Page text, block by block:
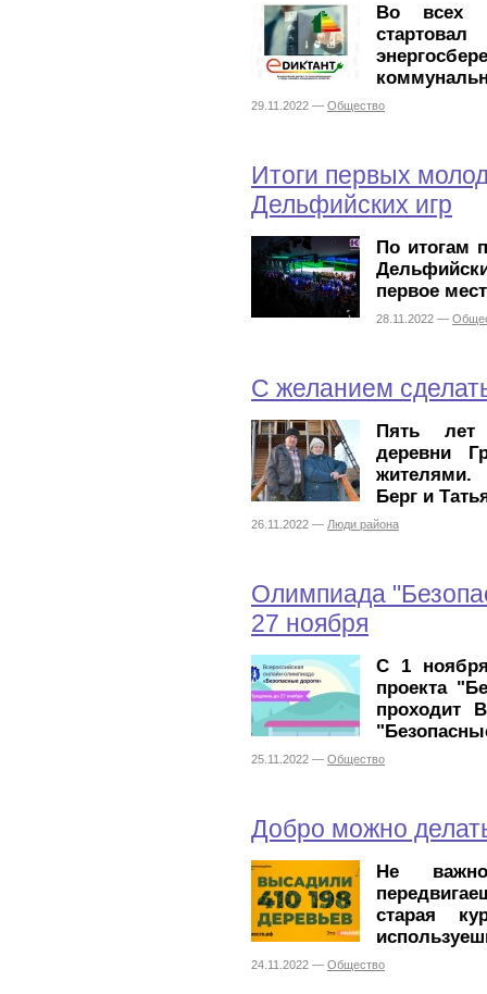
Во всех
29.11.2022 — Общество
Итоги первых
Дельфийских игр
По итогам
первое
28.11.2022 —
С желанием
Пять лет
деревни
жителями.
Берг и
26.11.2022 — Люди района
Олимпиада
27 ноября
С 1
проекта
проходит
25.11.2022 — Общество
Добро можно
Не
старая
24.11.2022 — Общество